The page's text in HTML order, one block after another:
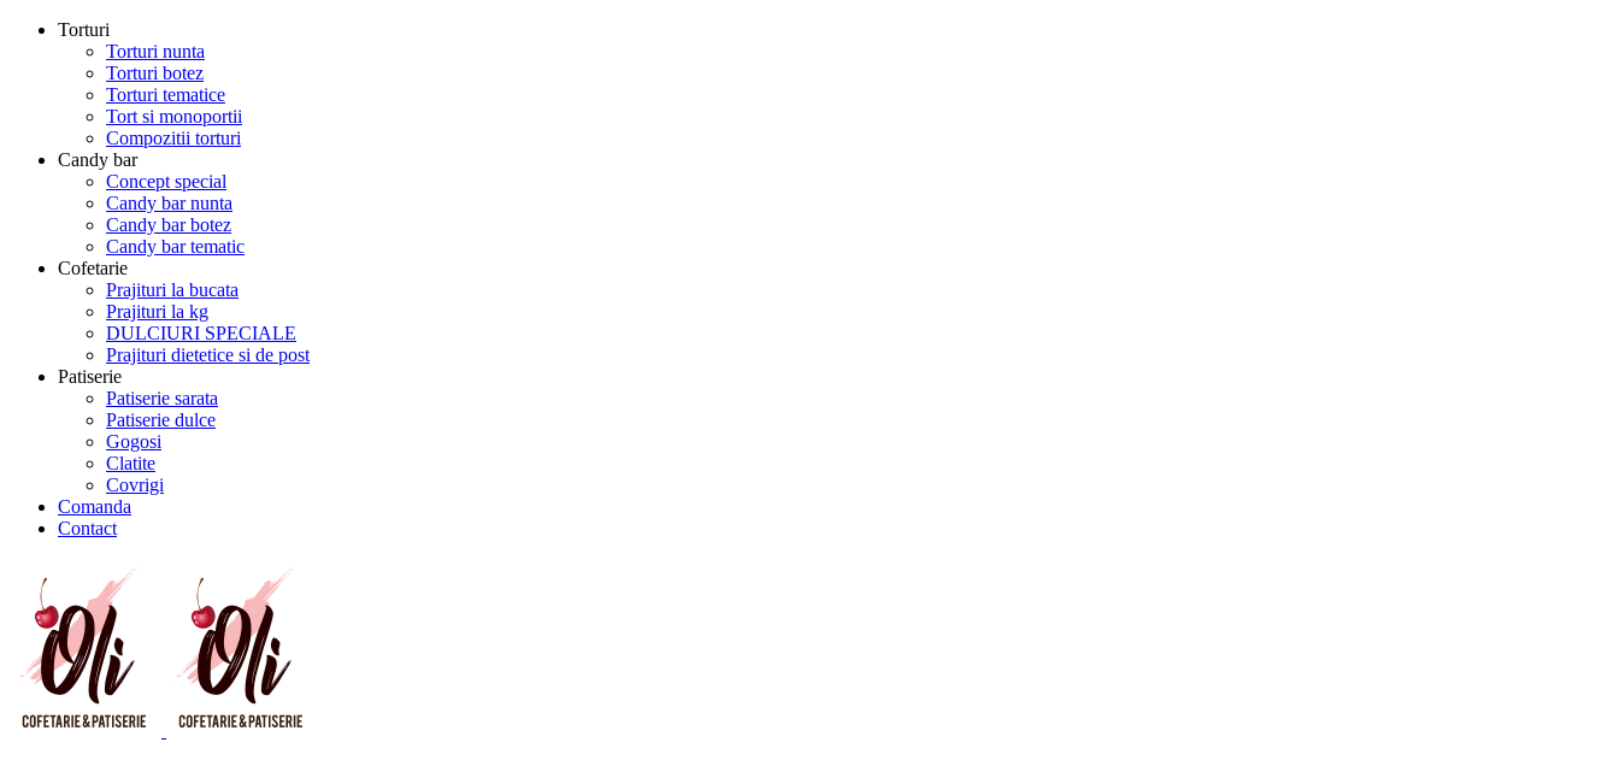
Torturi
Torturi nunta
Torturi botez
Torturi tematice
Tort si monoportii
Compozitii torturi
Candy bar
Concept special
Candy bar nunta
Candy bar botez
Candy bar tematic
Cofetarie
Prajituri la bucata
Prajituri la kg
DULCIURI SPECIALE
Prajituri dietetice si de post
Patiserie
Patiserie sarata
Patiserie dulce
Gogosi
Clatite
Covrigi
Comanda
Contact